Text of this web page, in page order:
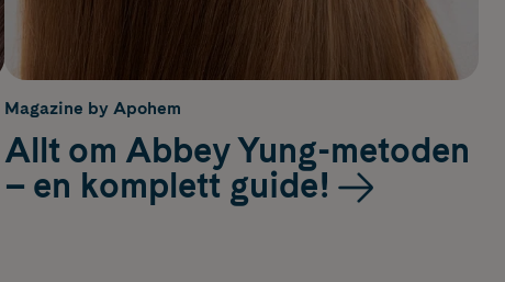
Magazine by Apohem
Allt om Abbey Yung-metoden
– en komplett guide!